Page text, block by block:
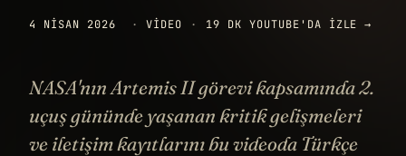
4 NISAN 2026 · VIDEO · 19 DK YOUTUBE'DA IZLE →
NASA'nın Artemis II görevi kapsamında 2.
uçuş gününde yaşanan kritik gelişmeleri
ve iletişim kayıtlarını bu videoda Türkçe